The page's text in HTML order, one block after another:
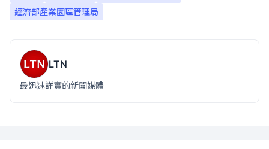
經濟部產業園區管理局
LTN
最迅速詳實的新聞媒體